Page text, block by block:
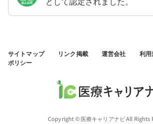
サイトマップ リンク掲載 運営会社 利用
ポリシー
Copyright © 医療キャリアナビ All Rights